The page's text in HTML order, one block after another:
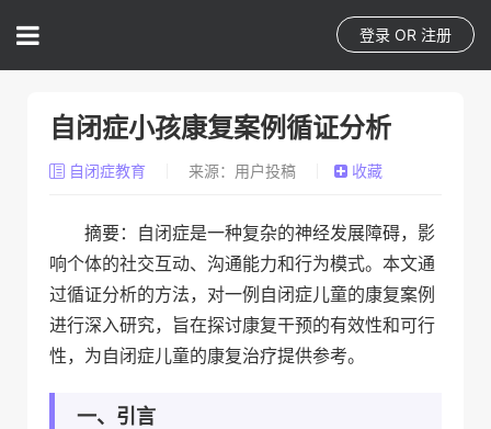
登录 OR 注册
自闭症小孩康复案例循证分析
自闭症教育 来源：用户投稿 收藏
摘要：自闭症是一种复杂的神经发展障碍，影
响个体的社交互动、沟通能力和行为模式。本文通
过循证分析的方法，对一例自闭症儿童的康复案例
进行深入研究，旨在探讨康复干预的有效性和可行
性，为自闭症儿童的康复治疗提供参考。
一、引言